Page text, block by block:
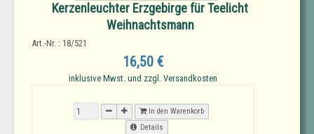
Kerzenleuchter Erzgebirge für Teelicht
Weihnachtsmann
Art.-Nr. : 18/521
16,50 €
inklusive Mwst. und zzgl. Versandkosten
In den Warenkorb
Details